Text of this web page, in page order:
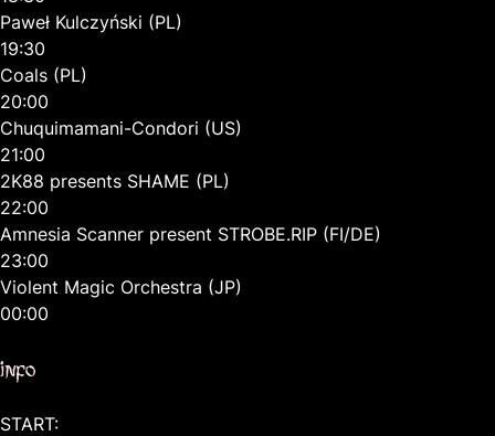
Paweł Kulczyński (PL)
19:30
Coals (PL)
20:00
Chuquimamani-Condori (US)
21:00
2K88 presents SHAME (PL)
22:00
Amnesia Scanner present STROBE.RIP (FI/DE)
23:00
Violent Magic Orchestra (JP)
00:00
info
START: